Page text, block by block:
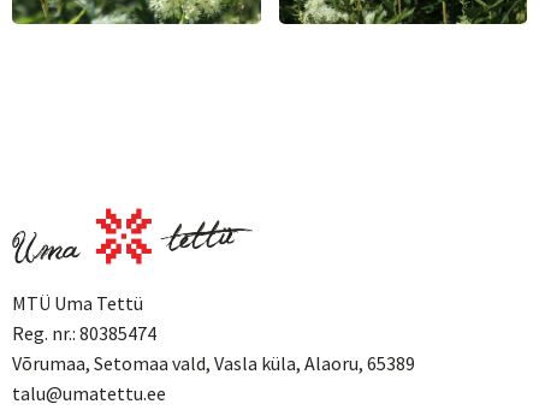
MTÜ Uma Tettü
Reg. nr.: 80385474
Võrumaa, Setomaa vald, Vasla küla, Alaoru, 65389
talu@umatettu.ee